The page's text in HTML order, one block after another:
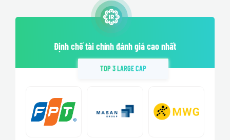
Định chế tài chính đánh giá cao nhất
TOP 3 LARGE CAP